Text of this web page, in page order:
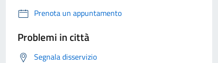
Prenota un appuntamento
Problemi in città
Segnala disservizio